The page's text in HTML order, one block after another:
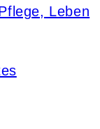
Leben